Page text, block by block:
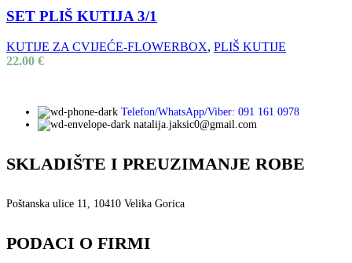
SET PLIŠ KUTIJA 3/1
KUTIJE ZA CVIJEĆE-FLOWERBOX, PLIŠ KUTIJE
22.00 €
Telefon/WhatsApp/Viber: 091 161 0978
natalija.jaksic0@gmail.com
SKLADIŠTE I PREUZIMANJE ROBE
Poštanska ulice 11, 10410 Velika Gorica
PODACI O FIRMI